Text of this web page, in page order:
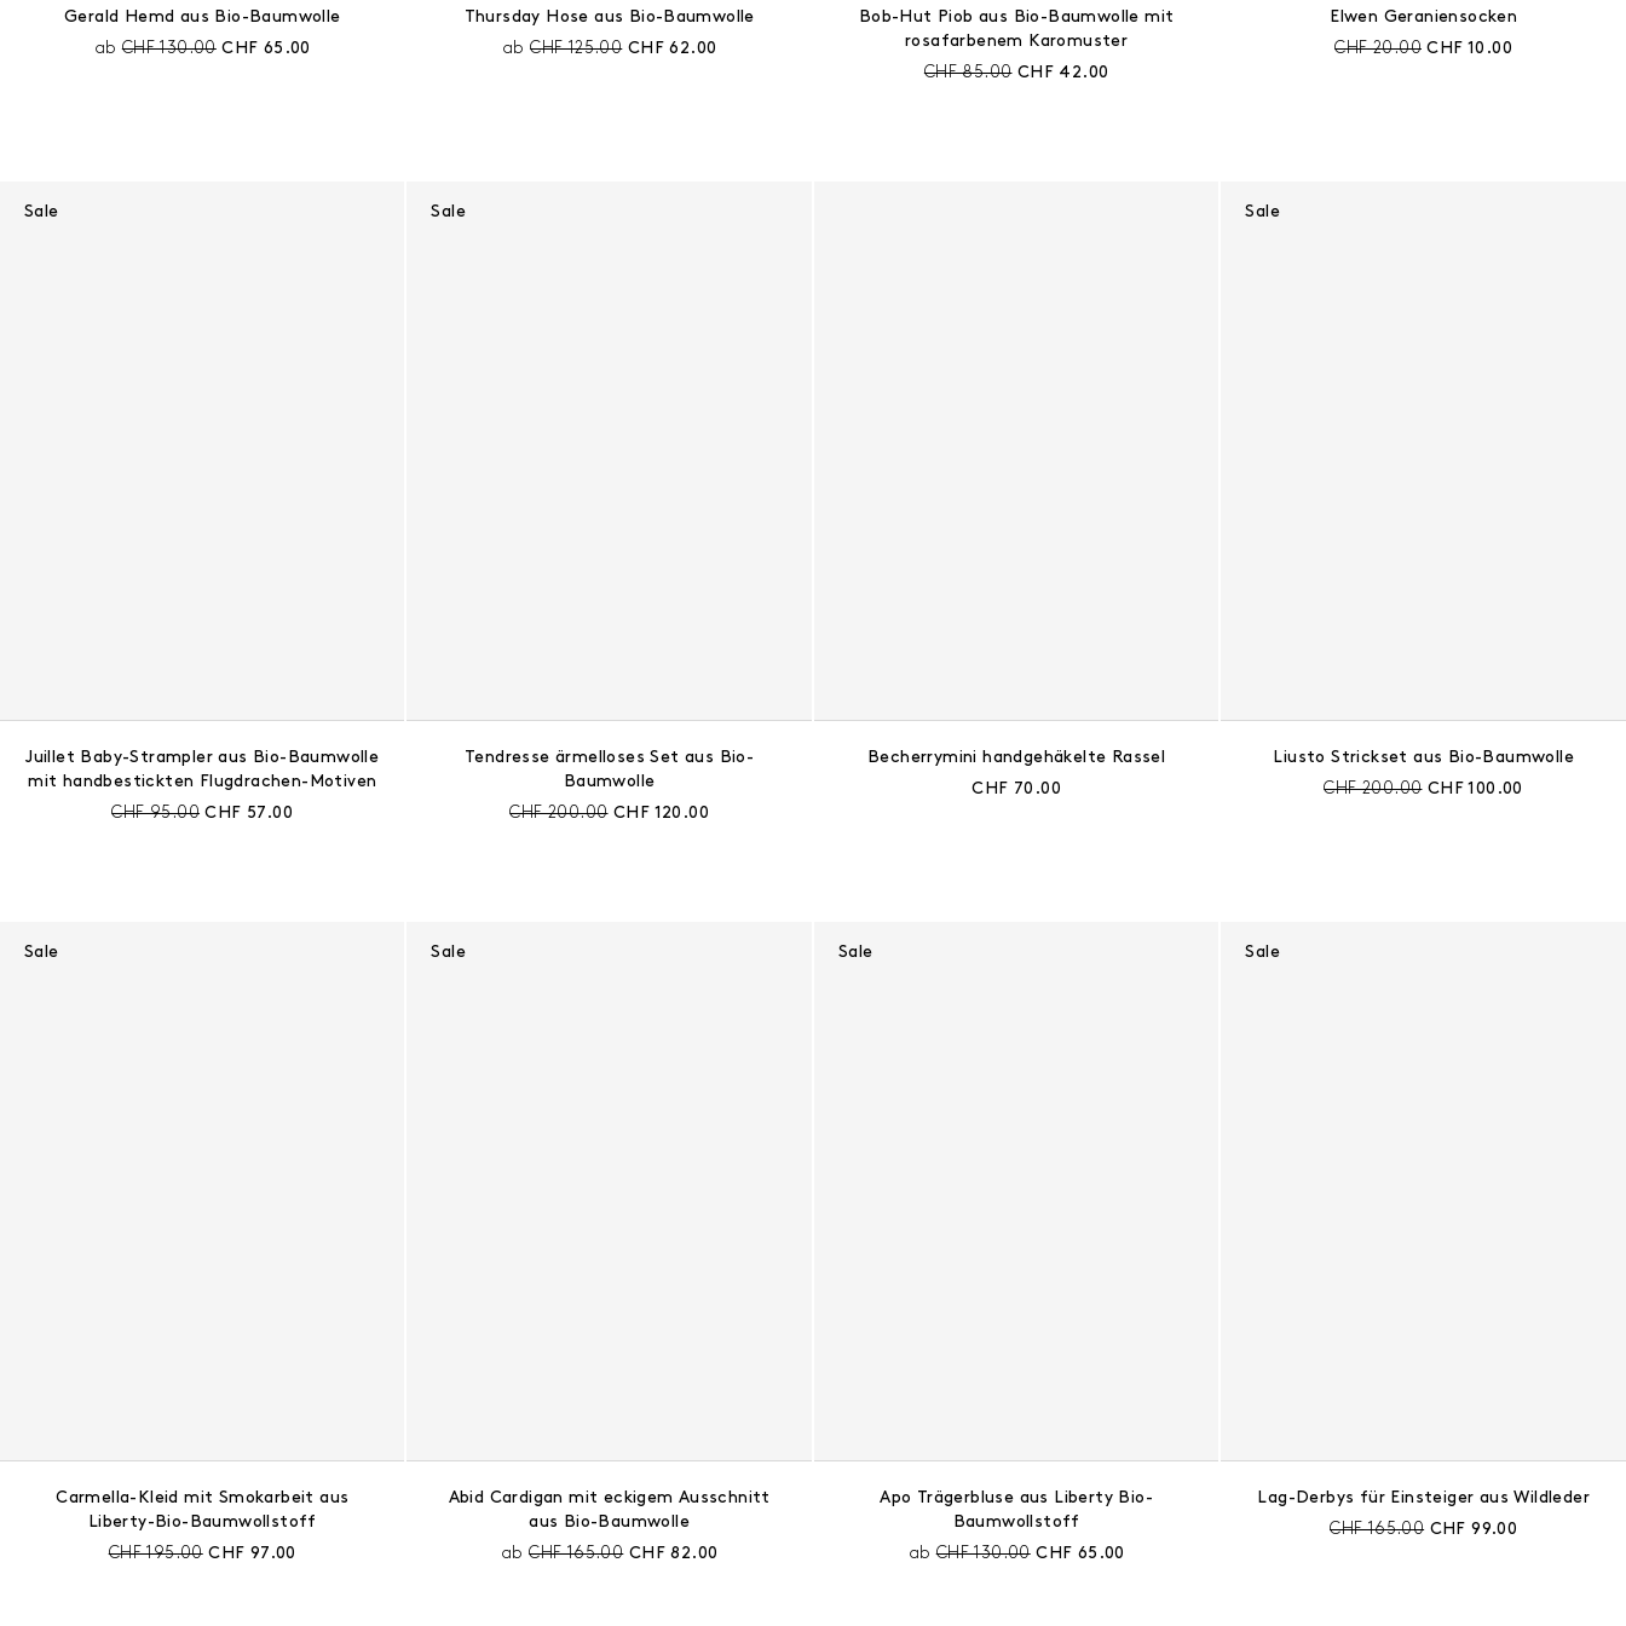
Gerald Hemd aus Bio-Baumwolle
abPreis vor Rabatt:
CHF 130.00 Aktueller Preis:
CHF 65.00
Thursday Hose aus Bio-Baumwolle
abPreis vor Rabatt:
CHF 125.00 Aktueller Preis:
CHF 62.00
Bob-Hut Piob aus Bio-Baumwolle mit
rosafarbenem Karomuster
Preis vor Rabatt:
CHF 85.00 Aktueller Preis:
CHF 42.00
Elwen Geraniensocken
Preis vor Rabatt:
CHF 20.00 Aktueller Preis:
CHF 10.00
Sale
Juillet Baby-Strampler aus Bio-Baumwolle
mit handbestickten Flugdrachen-Motiven
Preis vor Rabatt:
CHF 95.00 Aktueller Preis:
CHF 57.00
Sale
Tendresse ärmelloses Set aus Bio-
Baumwolle
Preis vor Rabatt:
CHF 200.00 Aktueller Preis:
CHF 120.00
Becherrymini handgehäkelte Rassel
Aktueller Preis:
CHF 70.00
Sale
Liusto Strickset aus Bio-Baumwolle
Preis vor Rabatt:
CHF 200.00 Aktueller Preis:
CHF 100.00
Sale
Carmella-Kleid mit Smokarbeit aus
Liberty-Bio-Baumwollstoff
Preis vor Rabatt:
CHF 195.00 Aktueller Preis:
CHF 97.00
Sale
Abid Cardigan mit eckigem Ausschnitt
aus Bio-Baumwolle
abPreis vor Rabatt:
CHF 165.00 Aktueller Preis:
CHF 82.00
Sale
Apo Trägerbluse aus Liberty Bio-
Baumwollstoff
abPreis vor Rabatt:
CHF 130.00 Aktueller Preis:
CHF 65.00
Sale
Lag-Derbys für Einsteiger aus Wildleder
Preis vor Rabatt:
CHF 165.00 Aktueller Preis:
CHF 99.00